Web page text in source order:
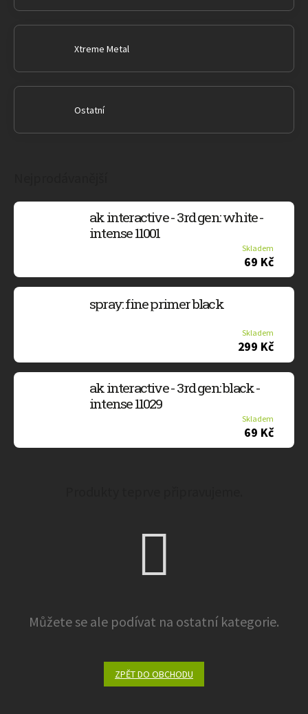
Xtreme Metal
Ostatní
ak interactive - 3rd gen: white -
intense 11001
Skladem
69 Kč
spray: fine primer black
Skladem
299 Kč
ak interactive - 3rd gen: black -
intense 11029
Skladem
69 Kč
Můžete se ale podívat na ostatní kategorie.
ZPĚT DO OBCHODU